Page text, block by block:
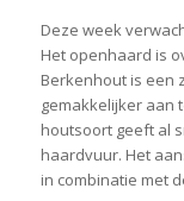
Deze week
Het openhaard is
Berkenhout is een
gemakkelijker aan
houtsoort geeft al
haardvuur. Het
in combinatie met